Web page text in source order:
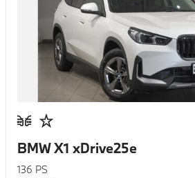
BMW X1 xDrive25e
136 PS